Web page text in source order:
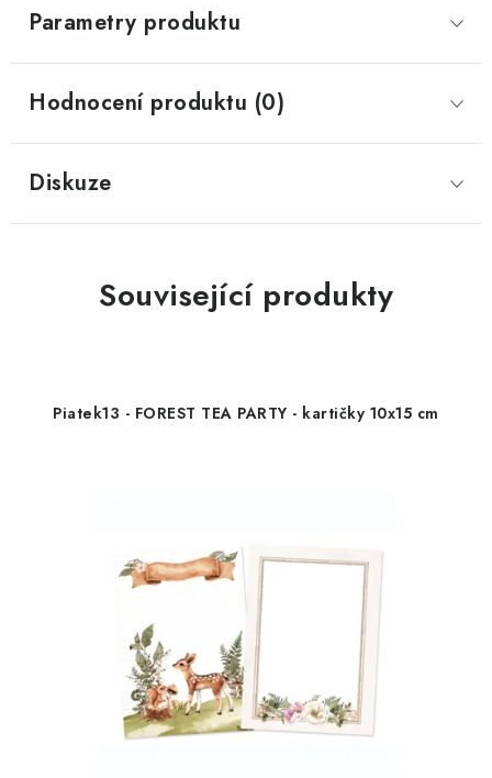
Parametry produktu
Hodnocení produktu (0)
Diskuze
Související produkty
Piatek13 - FOREST TEA PARTY - kartičky 10x15 cm